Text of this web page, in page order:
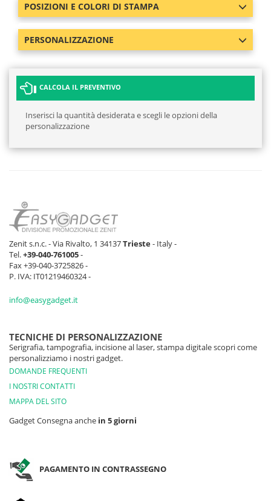
POSIZIONI E COLORI DI STAMPA
PERSONALIZZAZIONE
CALCOLA IL PREVENTIVO
Inserisci la quantità desiderata e scegli le opzioni della
personalizzazione
Zenit s.n.c. - Via Rivalto, 1 34137Trieste- Italy -
Tel.+39-040-761005-
Fax +39-040-3725826 -
P. IVA: IT01219460324 -
info@easygadget.it
TECNICHE DI PERSONALIZZAZIONE
Serigrafia, tampografia, incisione al laser, stampa digitale scopri come
personalizziamo i nostri gadget.
DOMANDE FREQUENTI
I NOSTRI CONTATTI
MAPPA DEL SITO
Gadget Consegna anche in 5 giorni
PAGAMENTO IN CONTRASSEGNO